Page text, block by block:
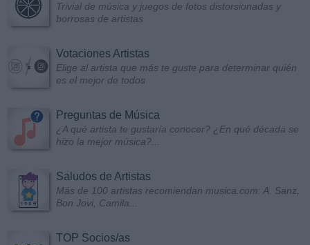
Trivial de música y juegos de fotos distorsionadas y
borrosas de artistas
Votaciones Artistas
Elige al artista que más te guste para determinar quién
es el mejor de todos
Preguntas de Música
¿A qué artista te gustaría conocer? ¿En qué década se
hizo la mejor música?...
Saludos de Artistas
Más de 100 artistas recomiendan musica.com: A. Sanz,
Bon Jovi, Camila...
TOP Socios/as